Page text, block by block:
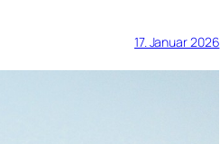
17. Januar 2026